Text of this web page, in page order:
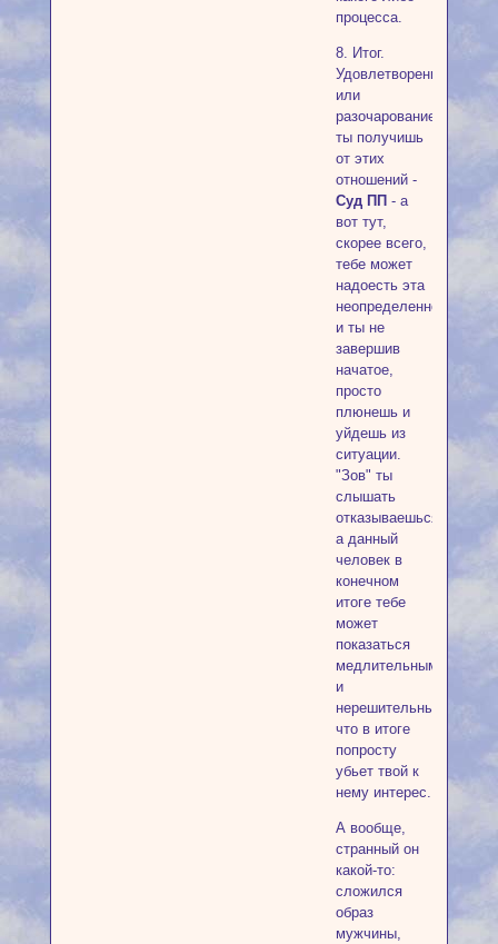
процесса.
8. Итог.
Удовлетворение
или
разочарование
ты получишь
от этих
отношений -
Суд ПП - а
вот тут,
скорее всего,
тебе может
надоесть эта
неопределенность
и ты не
завершив
начатое,
просто
плюнешь и
уйдешь из
ситуации.
"Зов" ты
слышать
отказываешься,
а данный
человек в
конечном
итоге тебе
может
показаться
медлительным
и
нерешительным,
что в итоге
попросту
убьет твой к
нему интерес.
А вообще,
странный он
какой-то:
сложился
образ
мужчины,